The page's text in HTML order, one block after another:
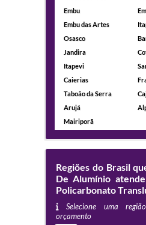
Embu
Embu das Artes
Osasco
Jandira
Itapevi
Caierias
Taboão da Serra
Arujá
Mairiporã
Regiões do Brasil
De Alumínio
Policarbonato
Selecione uma
orçamento